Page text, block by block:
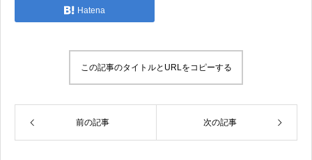
Hatena
この記事のタイトルとURLをコピーする
前の記事 次の記事